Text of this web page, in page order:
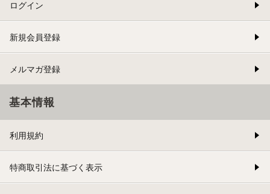
ログイン
新規会員登録
メルマガ登録
基本情報
利用規約
特商取引法に基づく表示